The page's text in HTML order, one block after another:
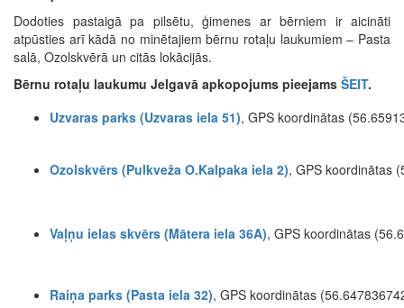
Dodoties pastaigā pa pilsētu, ģimenes ar bērniem ir aicināti
atpūsties arī kādā no minētajiem bērnu rotaļu laukumiem – Pasta
salā, Ozolskvērā un citās lokācijās.
Bērnu rotaļu laukumu Jelgavā apkopojums pieejams ŠEIT.
Uzvaras parks (Uzvaras iela 51), GPS koordinātas
Ozolskvērs (Pulkveža O.Kalpaka iela 2), GPS koordinātas
Vaļņu ielas skvērs (Mātera iela 36A), GPS koordinātas
Raiņa parks (Pasta iela 32), GPS koordinātas